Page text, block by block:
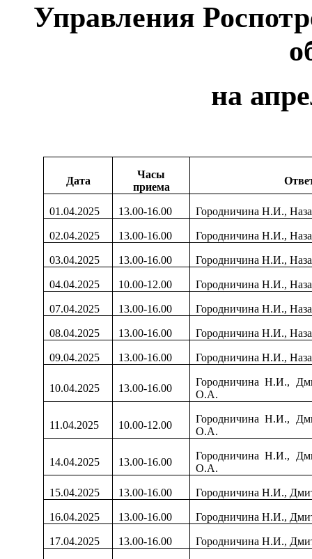
Управления
на
Дата
Часы
приема
01.04.2025 13.00-16.00 Городничина Н.И.,
02.04.2025 13.00-16.00 Городничина Н.И.,
03.04.2025 13.00-16.00 Городничина Н.И.,
04.04.2025 10.00-12.00 Городничина Н.И.,
07.04.2025 13.00-16.00 Городничина Н.И.,
08.04.2025 13.00-16.00 Городничина Н.И.,
09.04.2025 13.00-16.00 Городничина Н.И.,
10.04.2025 13.00-16.00
Городничина Н.И.,
О.А.
11.04.2025 10.00-12.00
Городничина Н.И.,
О.А.
14.04.2025 13.00-16.00
Городничина Н.И.,
О.А.
15.04.2025 13.00-16.00 Городничина Н.И.,
16.04.2025 13.00-16.00 Городничина Н.И.,
17.04.2025 13.00-16.00 Городничина Н.И.,